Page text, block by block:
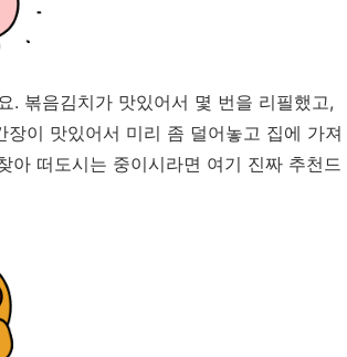
. 볶음김치가 맛있어서 몇 번을 리필했고,
이 맛있어서 미리 좀 덜어놓고 집에 가져
아 떠도시는 중이시라면 여기 진짜 추천드